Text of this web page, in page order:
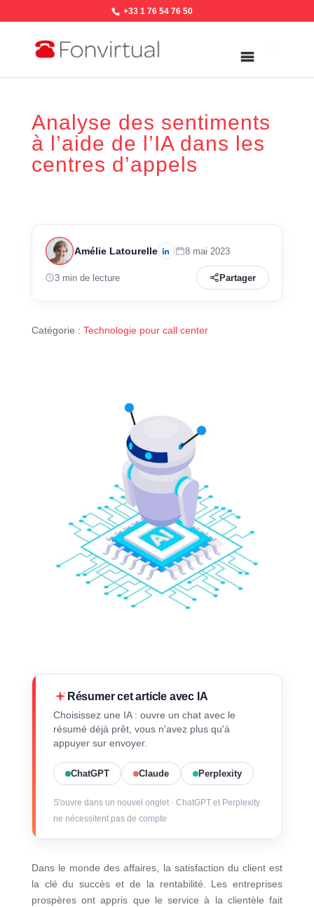
+33 1 76 54 76 50
Analyse des sentiments
à l’aide de l’IA dans les
centres d’appels
Amélie Latourelle 8 mai 2023
3 min de lecture Partager
Catégorie : Technologie pour call center
Résumer cet article avec IA
Choisissez une IA : ouvre un chat avec le
résumé déjà prêt, vous n'avez plus qu'à
appuyer sur envoyer.
ChatGPT Claude Perplexity
S'ouvre dans un nouvel onglet · ChatGPT et Perplexity
ne nécessitent pas de compte
Dans le monde des affaires, la satisfaction du client est
la clé du succès et de la rentabilité. Les entreprises
prospères ont appris que le service à la clientèle fait